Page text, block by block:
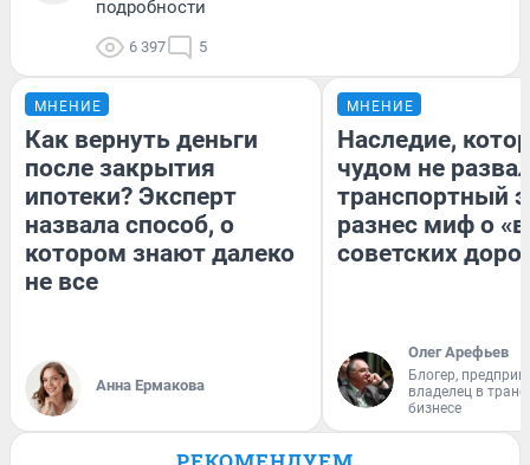
подробности
6 397 5
МНЕНИЕ
Как вернуть деньги
после закрытия
ипотеки? Эксперт
назвала способ, о
котором знают далеко
не все
Анна Ермакова
МНЕНИЕ
Наследие,
чудом не
транспортный
разнес миф о
советских
Олег Арефьев
Блогер,
владелец в
бизнесе